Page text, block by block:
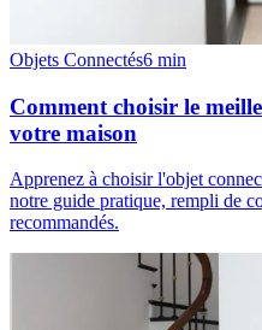
Objets Connectés6 min
Comment choisir le
votre maison
Apprenez à choisir l'objet
notre guide pratique, rempli de
recommandés.